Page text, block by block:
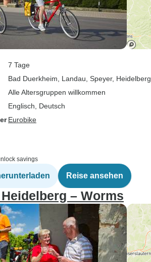
7 Tage
Bad Duerkheim , Landau , Speyer, Heidelberg
Alle Altersgruppen willkommen
Englisch, Deutsch
Eurobike
savings
Reise ansehen
– Worms